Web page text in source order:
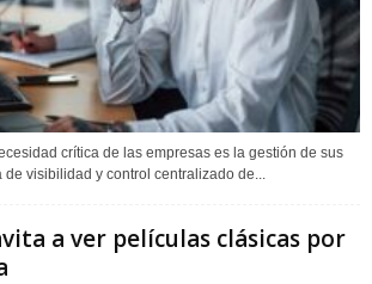
crítica de las empresas es la gestión de sus
visibilidad y control centralizado de...
a ver películas clásicas por